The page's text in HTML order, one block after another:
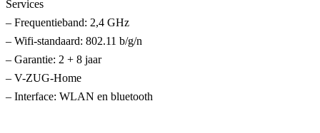
Services
– Frequentieband: 2,4 GHz
– Wifi-standaard: 802.11 b/g/n
– Garantie: 2 + 8 jaar
– V-ZUG-Home
– Interface: WLAN en bluetooth